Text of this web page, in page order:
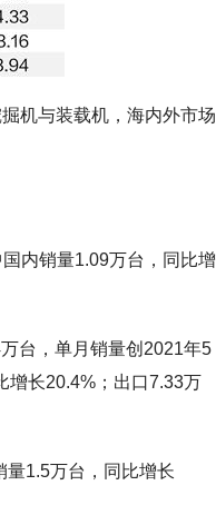
机与装载机，海内外市场
内销量1.09万台，同比增
台，单月销量创2021年5
增长20.4%；出口7.33万
1.5万台，同比增长